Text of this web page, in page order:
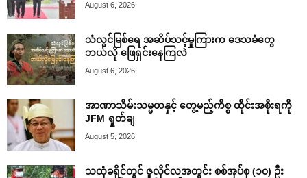
August 6, 2026
သံလွင်မြစ်ရေ အဆိပ်သင့်မှုကြားက ဒေသခံတွေ
ဘယ်လို ဖြေရှင်းနေကြလဲ
August 6, 2026
အာဏာသိမ်းသမ္မတနှင့် တွေ့မည့်ကိစ္စ ထိုင်းအစိုးရကို
JFM ရှုတ်ချ
August 5, 2026
သထုံခရိုင်တွင် ဇူလိုင်လအတွင်း စစ်အုပ်စု (၁၀) ဦး